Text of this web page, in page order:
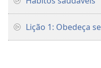
Lição 1: Obedeça